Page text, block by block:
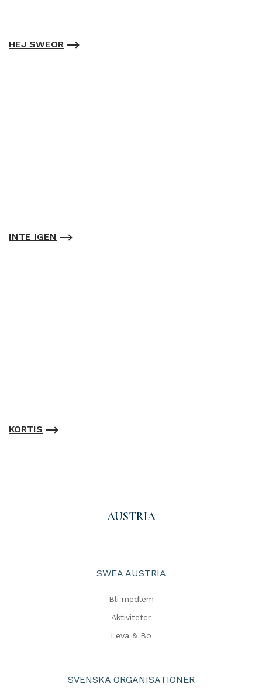
HEJ SWEOR
INTE IGEN
KORTIS
AUSTRIA
SWEA AUSTRIA
Bli medlem
Aktiviteter
Leva & Bo
SVENSKA ORGANISATIONER